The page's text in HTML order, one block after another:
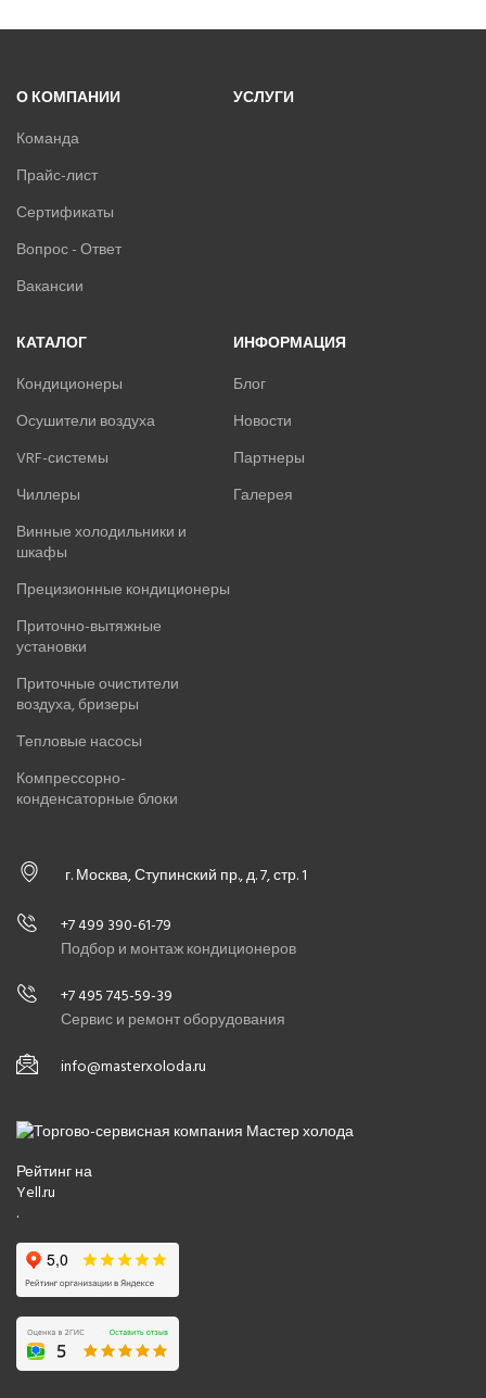
О КОМПАНИИ
Команда
Прайс-лист
Сертификаты
Вопрос - Ответ
Вакансии
УСЛУГИ
КАТАЛОГ
Кондиционеры
Осушители воздуха
VRF-системы
Чиллеры
Винные холодильники и
шкафы
Прецизионные кондиционеры
Приточно-вытяжные
установки
Приточные очистители
воздуха, бризеры
Тепловые насосы
Компрессорно-
конденсаторные блоки
ИНФОРМАЦИЯ
Блог
Новости
Партнеры
Галерея
г. Москва, Ступинский пр., д. 7, стр. 1
+7 499 390-61-79
Подбор и монтаж кондиционеров
+7 495 745-59-39
Сервис и ремонт оборудования
info@masterxoloda.ru
Рейтинг на
Yell.ru
.